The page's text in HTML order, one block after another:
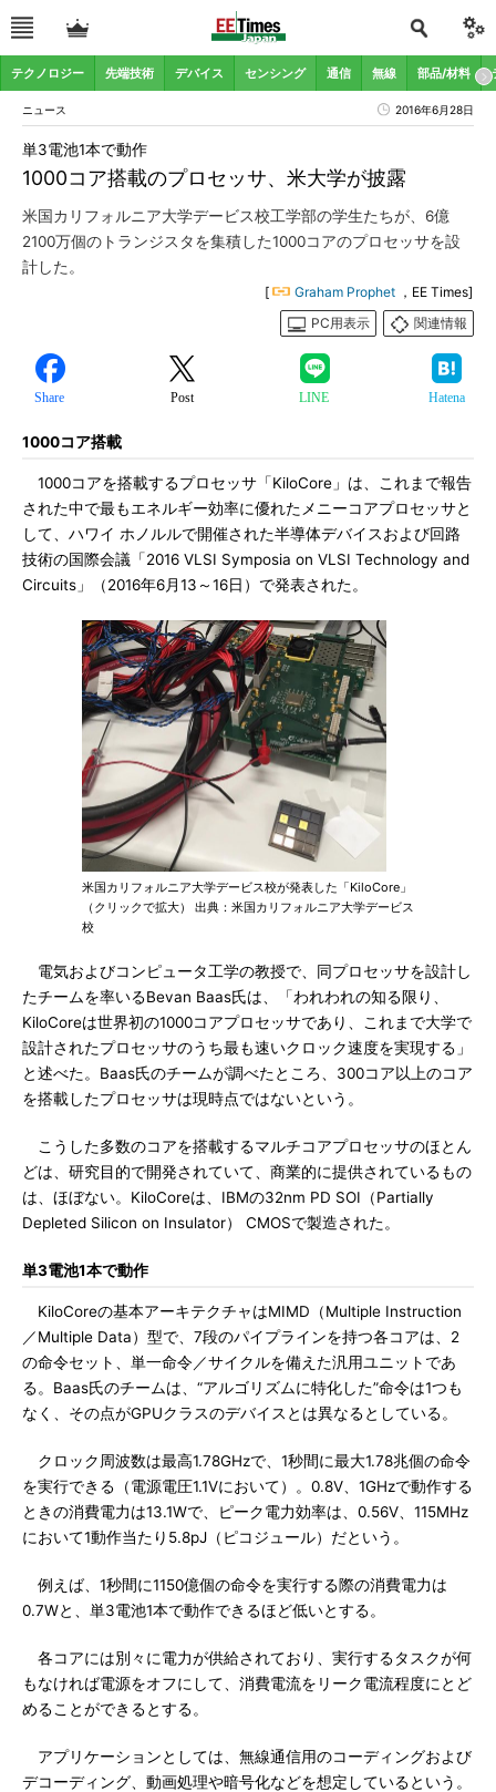
テクノロジー 先端技術 デバイス センシング 通信 無線 部品/材料
ニュース 2016年6月28日
1000コア搭載のプロセッサ、米大学が披露
単3電池1本で動作
米国カリフォルニア大学デービス校工学部の学生たちが、6億
2100万個のトランジスタを集積した1000コアのプロセッサを設
計した。
[ Graham Prophet ，EE Times]
PC用表示
関連情報
Share Post LINE Hatena
1000コア搭載
1000コアを搭載するプロセッサ「KiloCore」は、これまで報告
された中で最もエネルギー効率に優れたメニーコアプロセッサと
して、ハワイ ホノルルで開催された半導体デバイスおよび回路
技術の国際会議「2016 VLSI Symposia on VLSI Technology and
Circuits」（2016年6月13～16日）で発表された。
米国カリフォルニア大学デービス校が発表した「KiloCore」
（クリックで拡大） 出典：米国カリフォルニア大学デービス
校
電気およびコンピュータ工学の教授で、同プロセッサを設計し
たチームを率いるBevan Baas氏は、「われわれの知る限り、
KiloCoreは世界初の1000コアプロセッサであり、これまで大学で
設計されたプロセッサのうち最も速いクロック速度を実現する」
と述べた。Baas氏のチームが調べたところ、300コア以上のコア
を搭載したプロセッサは現時点ではないという。
こうした多数のコアを搭載するマルチコアプロセッサのほとん
どは、研究目的で開発されていて、商業的に提供されているもの
は、ほぼない。KiloCoreは、IBMの32nm PD SOI（Partially
Depleted Silicon on Insulator） CMOSで製造された。
単3電池1本で動作
KiloCoreの基本アーキテクチャはMIMD（Multiple Instruction
／Multiple Data）型で、7段のパイプラインを持つ各コアは、2
の命令セット、単一命令／サイクルを備えた汎用ユニットであ
る。Baas氏のチームは、“アルゴリズムに特化した”命令は1つも
なく、その点がGPUクラスのデバイスとは異なるとしている。
クロック周波数は最高1.78GHzで、1秒間に最大1.78兆個の命令
を実行できる（電源電圧1.1Vにおいて）。0.8V、1GHzで動作する
ときの消費電力は13.1Wで、ピーク電力効率は、0.56V、115MHz
において1動作当たり5.8pJ（ピコジュール）だという。
例えば、1秒間に1150億個の命令を実行する際の消費電力は
0.7Wと、単3電池1本で動作できるほど低いとする。
各コアには別々に電力が供給されており、実行するタスクが何
もなければ電源をオフにして、消費電流をリーク電流程度にとど
めることができるとする。
アプリケーションとしては、無線通信用のコーディングおよび
デコーディング、動画処理や暗号化などを想定しているという。